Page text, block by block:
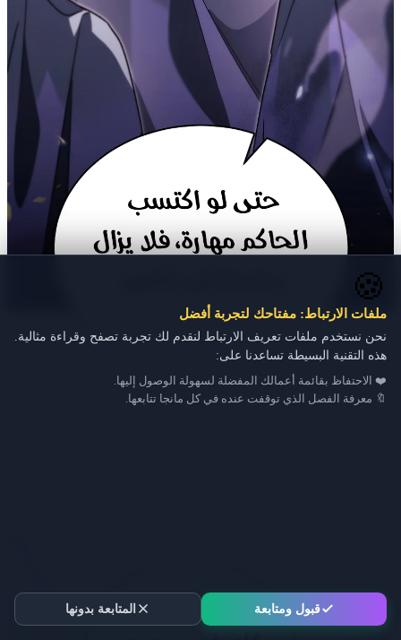
🍪
ملفات الارتباط: مفتاحك لتجربة أفضل
نحن نستخدم ملفات تعريف الارتباط لنقدم لك تجربة تصفح وقراءة مثالية.
هذه التقنية البسيطة تساعدنا على:
❤️ الاحتفاظ بقائمة أعمالك المفضلة لسهولة الوصول إليها.
🔖 معرفة الفصل الذي توقفت عنده في كل مانجا تتابعها.
قبول ومتابعة المتابعة بدونها